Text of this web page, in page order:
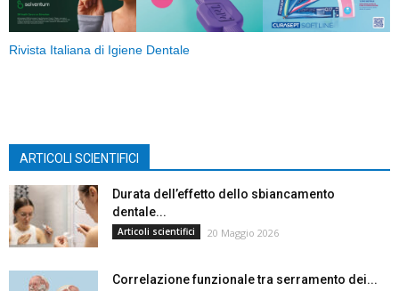
Rivista Italiana di Igiene Dentale
ARTICOLI SCIENTIFICI
Durata dell’effetto dello sbiancamento
dentale...
Articoli scientifici 20 Maggio 2026
Correlazione funzionale tra serramento dei...